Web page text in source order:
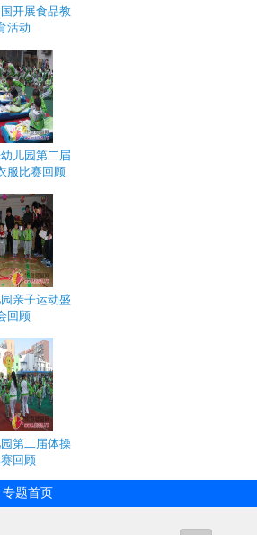
开展食品教
活动
儿园第二届
服比赛回顾
亲子运动盛
回顾
第二届体操
赛回顾
专题首页